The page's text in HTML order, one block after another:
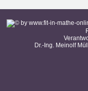
Dr.-Ing. Meinolf